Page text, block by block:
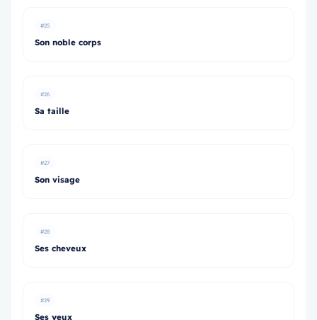
#25
Son noble corps
#26
Sa taille
#27
Son visage
#28
Ses cheveux
#29
Ses yeux